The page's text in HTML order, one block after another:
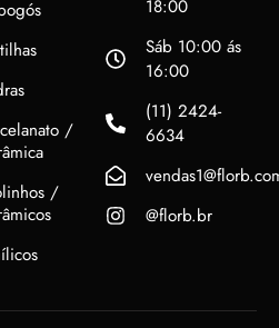
/
/
18:00
Sáb 10:00 ás
16:00
(11) 2424-
6634
@florb.br